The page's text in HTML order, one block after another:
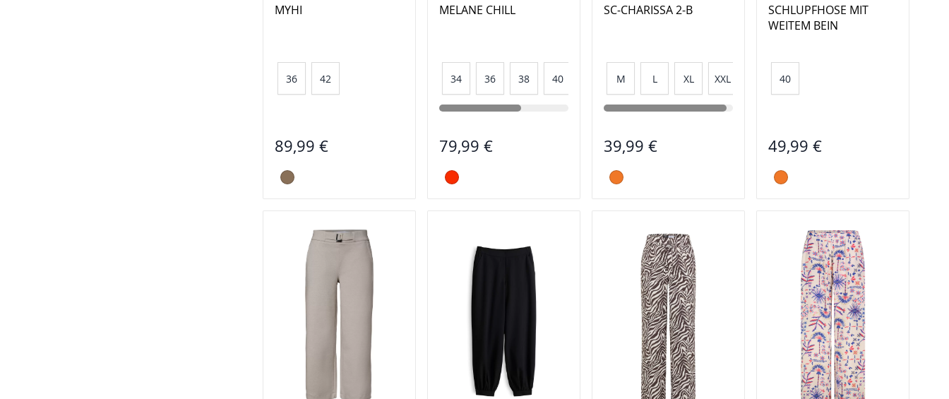
MYHI
36 42
89,99 €
MELANE CHILL
34 36 38 40 44
79,99 €
SC-CHARISSA 2-B
M L XL XXL
39,99 €
SCHLUPFHOSE MIT
WEITEM BEIN
40
49,99 €